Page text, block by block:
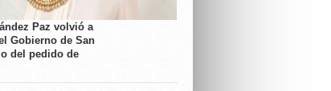
Paz volvió a
Gobierno de San
del pedido de